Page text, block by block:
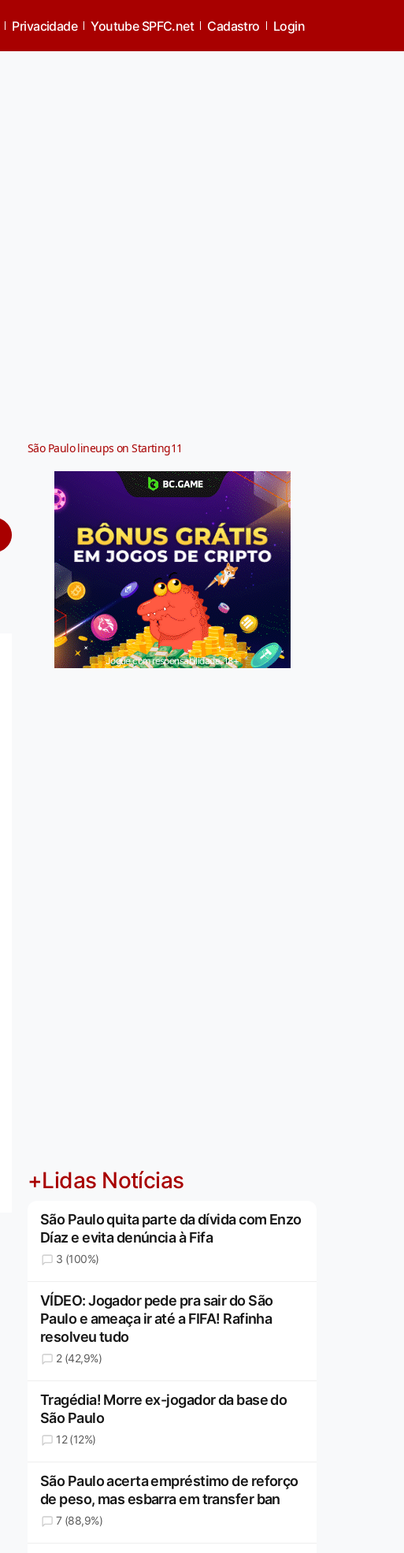
Privacidade Youtube SPFC.net Cadastro Login
São Paulo lineups on Starting11
Jogue com responsabilidade. 18+
+Lidas Notícias
São Paulo quita parte da dívida com Enzo
Díaz e evita denúncia à Fifa
3 (100%)
VÍDEO: Jogador pede pra sair do São
Paulo e ameaça ir até a FIFA! Rafinha
resolveu tudo
2 (42,9%)
Tragédia! Morre ex-jogador da base do
São Paulo
12 (12%)
São Paulo acerta empréstimo de reforço
de peso, mas esbarra em transfer ban
7 (88,9%)